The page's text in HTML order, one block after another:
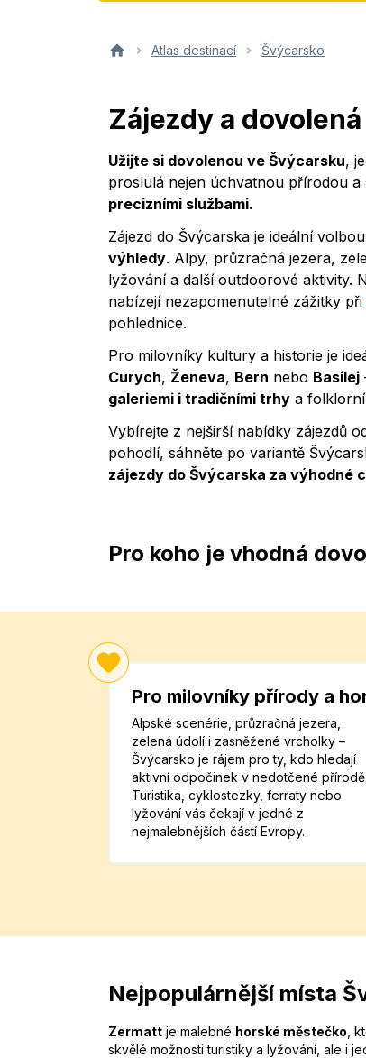
Atlas destinací Švýcarsko
Zájezdy a
Užijte si dovolenou ve Švýcarsku,
proslulá nejen úchvatnou přírodou a
precizními službami.
Zájezd do Švýcarska je ideální
výhledy. Alpy, průzračná jezera,
lyžování a další outdoorové aktivity.
nabízejí nezapomenutelné zážitky při
pohlednice.
Pro milovníky kultury a historie je
Curych, Ženeva, Bern nebo Basilej
galeriemi i tradičními trhy a
Vybírejte z nejširší nabídky zájezdů
pohodlí, sáhněte po variantě
zájezdy do Švýcarska za výhodné
Pro koho je vhodná
Pro milovníky přírody a
Alpské scenérie, průzračná jezera,
zelená údolí i zasněžené vrcholky –
Švýcarsko je rájem pro ty, kdo hledají
aktivní odpočinek v nedotčené přírodě.
Turistika, cyklostezky, ferraty nebo
lyžování vás čekají v jedné z
nejmalebnějších částí Evropy.
Nejpopulárnější místa
Zermatt je malebné horské městečko ,
skvělé možnosti turistiky a lyžování, ale i